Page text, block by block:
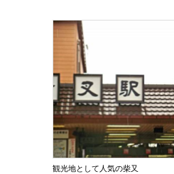
観光地として人気の柴又